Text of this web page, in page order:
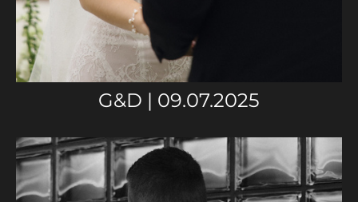
G&D | 09.07.2025